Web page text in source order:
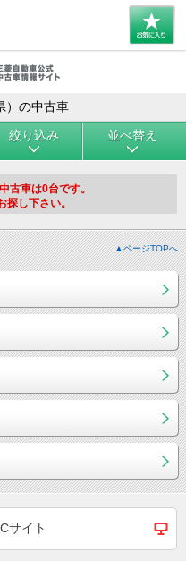
）の中古車
絞り込み 並べ替え
古車は0台です。
探し下さい。
▲ページTOPへ
サイト